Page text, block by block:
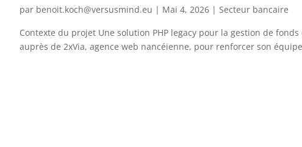
par benoit.koch@versusmind.eu | Mai 4, 2026 | Secteur bancaire
Contexte du projet Une solution PHP legacy pour la gestion de
auprès de 2xVia, agence web nancéienne, pour renforcer son